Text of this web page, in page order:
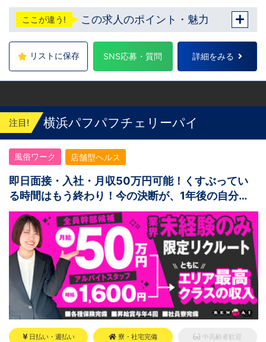
ここが違う! この求人のポイント・魅力
リストに保存 SNS応募・質問 詳細をみる
注目! 横浜パフパフチェリーパイ
風俗ワーク 店舗型ヘルス
即日面接・入社・月収50万円可能！くすぶってい
る時間はもう終わり！今の決断が、1年後の自分を
変える。
日払い・週払い 寮・社宅完備 中高齢者歓迎